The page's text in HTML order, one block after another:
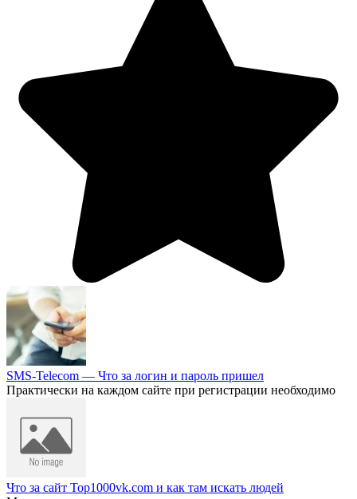
SMS-Telecom — Что за логин и пароль пришел
Практически на каждом сайте при регистрации необходимо
Что за сайт Top1000vk.com и как там искать людей